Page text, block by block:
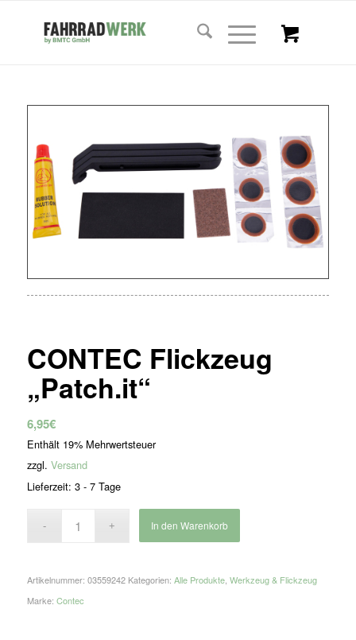
CONTEC Flickzeug
„Patch.it“
6,95€
Enthält 19% Mehrwertsteuer
zzgl. Versand
Lieferzeit: 3 - 7 Tage
In den Warenkorb
Artikelnummer: 03559242 Kategorien: Alle Produkte, Werkzeug & Flickzeug
Marke: Contec